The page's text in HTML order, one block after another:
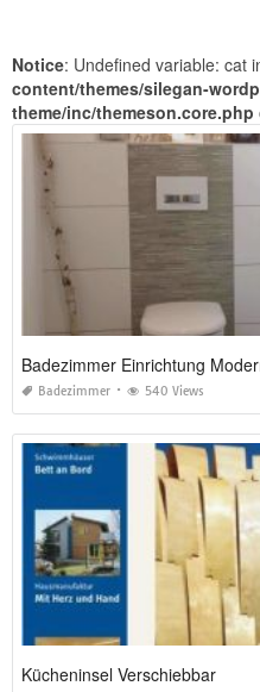
Notice: Undefined variable: cat
content/themes/silegan-
theme/inc/themeson.core.php
Badezimmer Einrichtung
Badezimmer 540 Views
Kücheninsel Verschiebbar